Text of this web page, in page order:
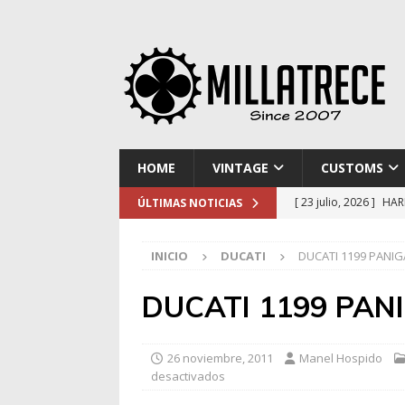
HOME VINTAGE CUSTOMS
ÚLTIMAS NOTICIAS [ 23 julio, 2026 ]
[ 9 julio, 2026 ]
[ 2 julio, 2026 ]
KTM
EL
INICIO DUCATI DUCATI 1199
DUCATI 1199
26 noviembre, 2011 Manel Hospido
desactivados